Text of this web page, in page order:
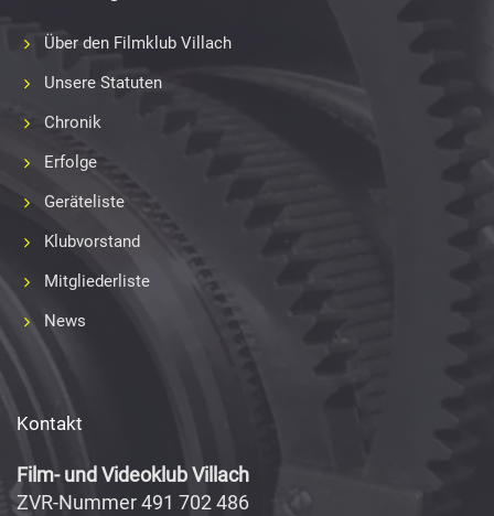
Über den Filmklub Villach
Unsere Statuten
Chronik
Erfolge
Geräteliste
Klubvorstand
Mitgliederliste
News
Kontakt
Film- und Videoklub Villach
ZVR-Nummer 491 702 486